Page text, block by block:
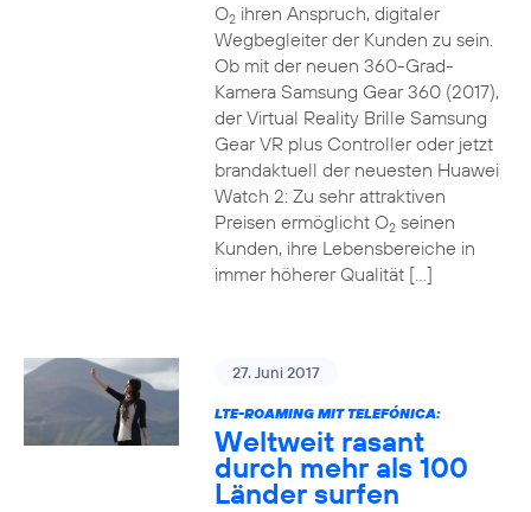
O2ihren Anspruch, digitaler
Wegbegleiter der Kunden zu sein.
Ob mit der neuen 360-Grad-
Kamera Samsung Gear 360 (2017),
der Virtual Reality Brille Samsung
Gear VR plus Controller oder jetzt
brandaktuell der neuesten Huawei
Watch 2: Zu sehr attraktiven
Preisen ermöglicht O2seinen
Kunden, ihre Lebensbereiche in
immer höherer Qualität […]
27. Juni 2017
LTE-ROAMING MIT TELEFÓNICA:
Weltweit rasant
durch mehr als 100
Länder surfen